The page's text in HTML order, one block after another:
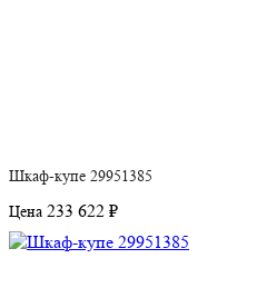
Шкаф-купе 29951385
Цена 233 622 ₽